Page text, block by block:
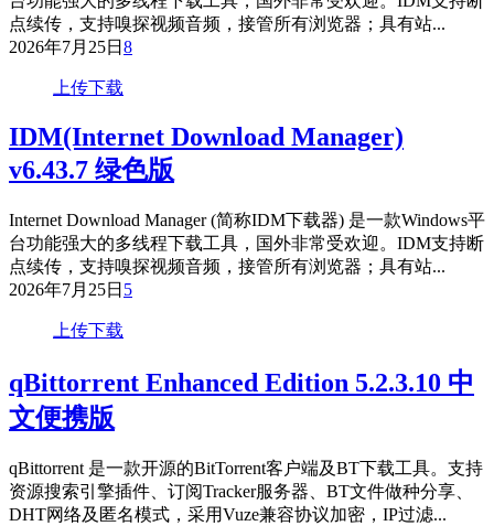
点续传，支持嗅探视频音频，接管所有浏览器；具有站...
2026年7月25日 8
上传下载
IDM(Internet Download Manager)
v6.43.7 绿色版
Internet Download Manager (简称IDM下载器) 是一款Windows平
台功能强大的多线程下载工具，国外非常受欢迎。IDM支持断
点续传，支持嗅探视频音频，接管所有浏览器；具有站...
2026年7月25日 5
上传下载
qBittorrent Enhanced Edition 5.2.3.10 中
文便携版
qBittorrent 是一款开源的BitTorrent客户端及BT下载工具。支持
资源搜索引擎插件、订阅Tracker服务器、BT文件做种分享、
DHT网络及匿名模式，采用Vuze兼容协议加密，IP过滤...